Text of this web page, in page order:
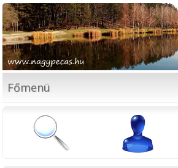
Főmenü